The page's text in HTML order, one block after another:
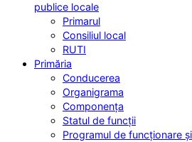
publice locale
Primarul
Consiliul local
RUTI
Primăria
Conducerea
Organigrama
Componența
Statul de funcții
Programul de funcționare